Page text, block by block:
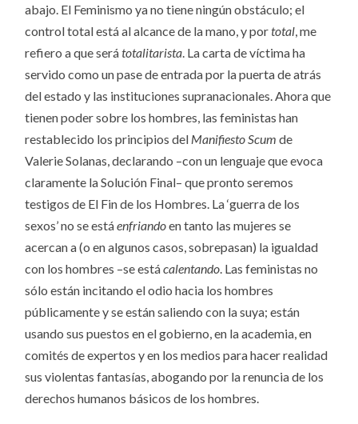
abajo. El Feminismo ya no tiene ningún obstáculo; el
control total está al alcance de la mano, y portotal , me
refiero a que serátotalitarista . La carta de víctima ha
servido como un pase de entrada por la puerta de atrás
del estado y las instituciones supranacionales. Ahora que
tienen poder sobre los hombres, las feministas han
restablecido los principios del Manifiesto Scum de
Valerie Solanas, declarando –con un lenguaje que evoca
claramente la Solución Final– que pronto seremos
testigos de El Fin de los Hombres. La ‘guerra de los
sexos’ no se estáenfriandoen tanto las mujeres se
acercan a (o en algunos casos, sobrepasan) la igualdad
con los hombres –se estácalentando . Las feministas no
sólo están incitando el odio hacia los hombres
públicamente y se están saliendo con la suya; están
usando sus puestos en el gobierno, en la academia, en
comités de expertos y en los medios para hacer realidad
sus violentas fantasías, abogando por la renuncia de los
derechos humanos básicos de los hombres.